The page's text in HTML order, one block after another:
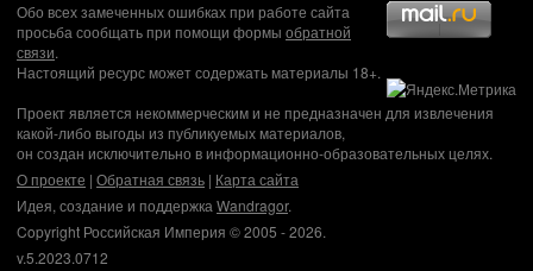
Обо всех замеченных ошибках при работе сайта
просьба сообщать при помощи формы обратной
связи.
Настоящий ресурс может содержать материалы 18+.
Проект является некоммерческим и не предназначен для извлечения
какой-либо выгоды из публикуемых материалов,
он создан исключительно в информационно-образовательных целях.
О проекте | Обратная связь | Карта сайта
Идея, создание и поддержка Wandragor.
Copyright Российская Империя © 2005 - 2026.
v.5.2023.0712